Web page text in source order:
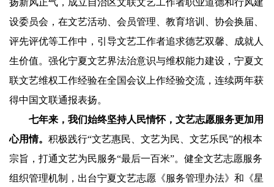
扬新风正气，成立自治区文联文艺工作者职业道德和行风建
设委员会，在文艺活动、会员管理、教育培训、协会换届、
评先评优等工作中，引导文艺工作者追求德艺双馨、成就人
生价值。强化宁夏文艺界法治意识与维权能力建设，宁夏文
联文艺维权工作经验在全国会议上作经验交流，连续两年获
得中国文联通报表扬。
七年来，我们始终坚持人民情怀，文艺志愿服务更加用
心用情。 积极践行“文艺惠民、文艺为民、文艺乐民”的根本
宗旨，打通文艺为民服务“最后一百米”。健全文艺志愿服务
组织管理机制，出台宁夏文艺志愿《服务管理办法》和《星